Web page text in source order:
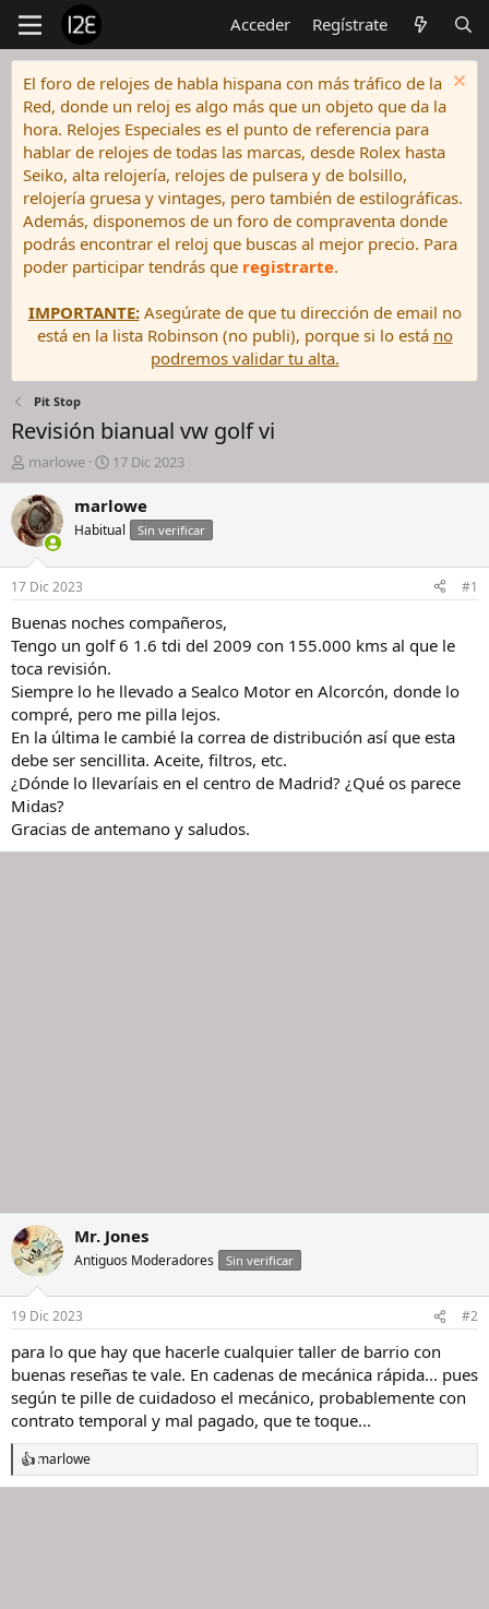
Acceder Regístrate
El foro de relojes de habla hispana con más tráfico de la
Red, donde un reloj es algo más que un objeto que da la
hora. Relojes Especiales es el punto de referencia para
hablar de relojes de todas las marcas, desde Rolex hasta
Seiko, alta relojería, relojes de pulsera y de bolsillo,
relojería gruesa y vintages, pero también de estilográficas.
Además, disponemos de un foro de compraventa donde
podrás encontrar el reloj que buscas al mejor precio. Para
poder participar tendrás que registrarte.
IMPORTANTE:Asegúrate de que tu dirección de email no
está en la lista Robinson (no publi), porque si lo está no
podremos validar tu alta.
Pit Stop
Revisión bianual vw golf vi
I
n
i
c
i
a
d
o
r
e
l
h
i
l
o
marlowe
F
e
c
a
i
n
i
c
o
17 Dic 2023
marlowe
Habitual Sin verificar
17 Dic 2023 #1
Buenas noches compañeros,
Tengo un golf 6 1.6 tdi del 2009 con 155.000 kms al que le
toca revisión.
Siempre lo he llevado a Sealco Motor en Alcorcón, donde lo
compré, pero me pilla lejos.
En la última le cambié la correa de distribución así que esta
debe ser sencillita. Aceite, filtros, etc.
¿Dónde lo llevaríais en el centro de Madrid? ¿Qué os parece
Midas?
Gracias de antemano y saludos.
Mr. Jones
Antiguos Moderadores Sin verificar
19 Dic 2023 #2
para lo que hay que hacerle cualquier taller de barrio con
buenas reseñas te vale. En cadenas de mecánica rápida... pues
según te pille de cuidadoso el mecánico, probablemente con
contrato temporal y mal pagado, que te toque...
R
e
marlowe